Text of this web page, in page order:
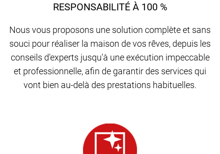
RESPONSABILITÉ À 100 %
Nous vous proposons une solution complète et sans
souci pour réaliser la maison de vos rêves, depuis les
conseils d'experts jusqu'à une exécution impeccable
et professionnelle, afin de garantir des services qui
vont bien au-delà des prestations habituelles.